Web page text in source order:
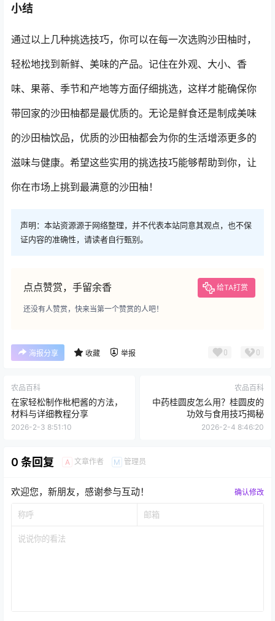
小结
通过以上几种挑选技巧，你可以在每一次选购沙田柚时，
轻松地找到新鲜、美味的产品。记住在外观、大小、香
味、果蒂、季节和产地等方面仔细挑选，这样才能确保你
带回家的沙田柚都是最优质的。无论是鲜食还是制成美味
的沙田柚饮品，优质的沙田柚都会为你的生活增添更多的
滋味与健康。希望这些实用的挑选技巧能够帮助到你，让
你在市场上挑到最满意的沙田柚！
声明：本站资源源于网络整理，并不代表本站同意其观点，也不保
证内容的准确性，请读者自行甄别。
点点赞赏，手留余香 给TA打赏
还没有人赞赏，快来当第一个赞赏的人吧！
海报分享 收藏 举报 0 0
农品百科
在家轻松制作枇杷酱的方法，
材料与详细教程分享
2026-2-3 8:51:10
农品百科
中药桂圆皮怎么用？桂圆皮的
功效与食用技巧揭秘
2026-2-4 8:46:20
0 条回复 A 文章作者 M 管理员
欢迎您，新朋友，感谢参与互动！ 确认修改